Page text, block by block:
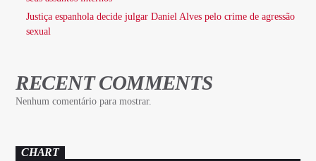
Justiça espanhola decide julgar Daniel Alves pelo crime de agressão
sexual
RECENT COMMENTS
Nenhum comentário para mostrar.
CHART